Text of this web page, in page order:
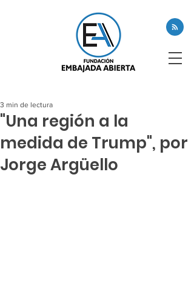
"Una región a la
medida de Trump", por
Jorge Argüello
3 min de lectura